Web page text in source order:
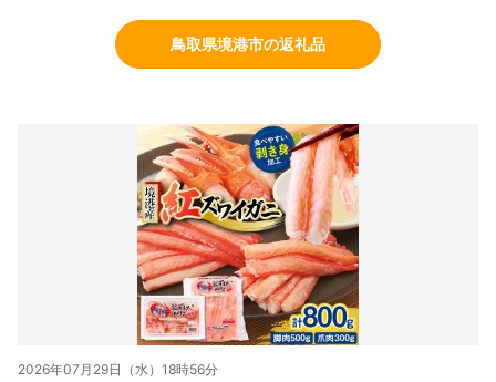
鳥取県境港市の返礼品
2026年07月29日（水）18時56分